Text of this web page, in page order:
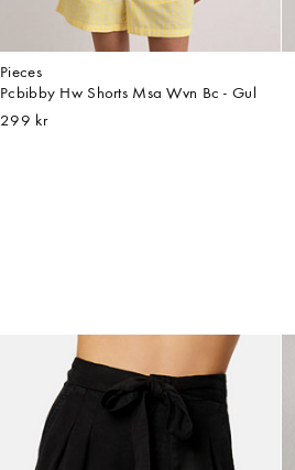
Pieces
Pcbibby Hw Shorts Msa Wvn Bc - Gul
299 kr